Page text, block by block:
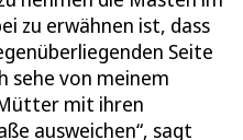
zu erwähnen ist, dass
Seite
sehe von meinem
mit ihren
ausweichen“, sagt